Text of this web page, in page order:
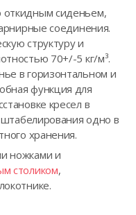
откидным сиденьем,
соединения.
структуру и
70+/-5 кг/м³.
в горизонтальном и
функция для
кресел в
одно в
хранения.
ножками и
столиком,